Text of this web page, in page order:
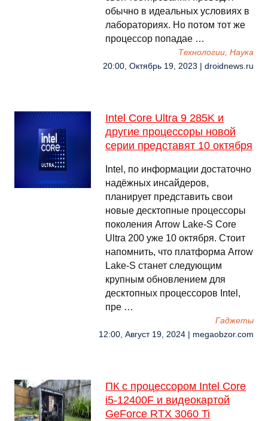
обычно в идеальных условиях в
лабораториях. Но потом тот же
процессор попадае …
Технологии, Наука
20:00, Октябрь 19, 2023 | droidnews.ru
Intel Core Ultra 9 285K и
другие процессоры новой
серии представят 10 октября
Intel, по информации достаточно
надёжных инсайдеров,
планирует представить свои
новые десктопные процессоры
поколения Arrow Lake-S Core
Ultra 200 уже 10 октября. Стоит
напомнить, что платформа Arrow
Lake-S станет следующим
крупным обновлением для
десктопных процессоров Intel,
пре …
Гаджеты
12:00, Август 19, 2024 | megaobzor.com
ПК с процессором Intel Core
i5-12400F и видеокартой
GeForce RTX 3060 Ti